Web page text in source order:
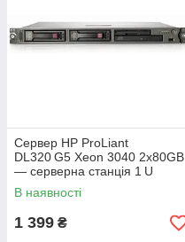
Сервер HP ProLiant
DL320 G5 Xeon 3040 2х80GB
— серверна станція 1 U
HSTNS-3150 Intel +2
TXN310110000000
В наявності
1 399 ₴